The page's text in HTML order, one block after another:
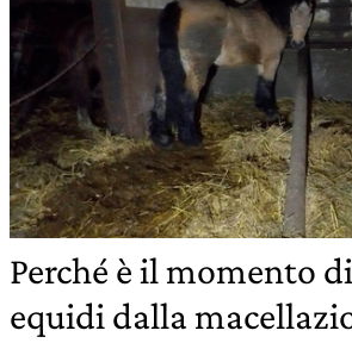
Perché è il momento
equidi dalla